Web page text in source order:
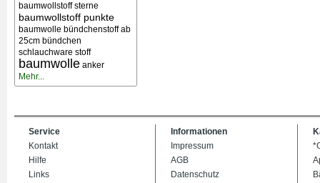
baumwollstoff sterne
baumwollstoff punkte
baumwolle bündchenstoff ab
25cm bündchen
schlauchware stoff
baumwolle anker
Mehr...
Service
Kontakt
Hilfe
Links
Informationen
Impressum
AGB
Datenschutz